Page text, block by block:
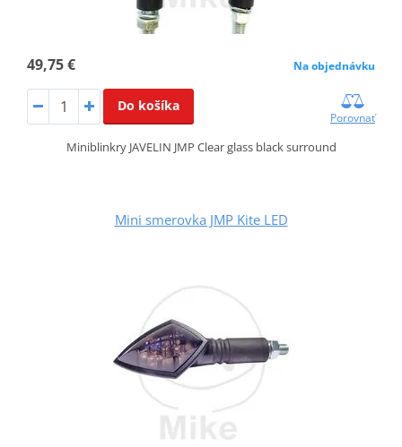
49,75 € Na objednávku
Do košíka
Porovnať
Miniblinkry JAVELIN JMP Clear glass black surround
Mini smerovka JMP Kite LED